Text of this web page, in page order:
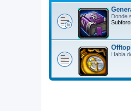
Donde
Subforo:
Habla